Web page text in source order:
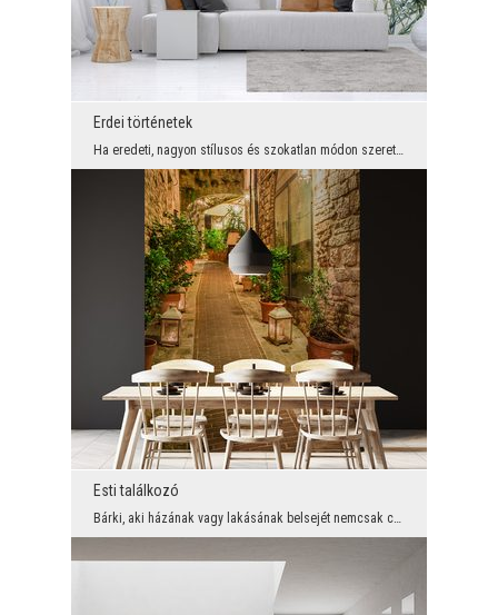
Erdei történetek
Ha eredeti, nagyon stílusos és szokatlan módon szeretné díszíteni a teredet, ez határozottan egy ...
Esti találkozó
Bárki, aki házának vagy lakásának belsejét nemcsak csodálatosan díszített, hanem optikailag is ki...